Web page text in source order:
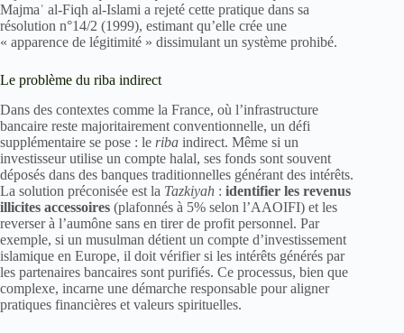
Majmaʿ al-Fiqh al-Islami a rejeté cette pratique dans sa
résolution n°14/2 (1999), estimant qu’elle crée une
« apparence de légitimité » dissimulant un système prohibé.
Le problème du riba indirect
Dans des contextes comme la France, où l’infrastructure
bancaire reste majoritairement conventionnelle, un défi
supplémentaire se pose : le riba indirect. Même si un
investisseur utilise un compte halal, ses fonds sont souvent
déposés dans des banques traditionnelles générant des intérêts.
La solution préconisée est la Tazkiyah : identifier les revenus
illicites accessoires (plafonnés à 5% selon l’AAOIFI) et les
reverser à l’aumône sans en tirer de profit personnel. Par
exemple, si un musulman détient un compte d’investissement
islamique en Europe, il doit vérifier si les intérêts générés par
les partenaires bancaires sont purifiés. Ce processus, bien que
complexe, incarne une démarche responsable pour aligner
pratiques financières et valeurs spirituelles.